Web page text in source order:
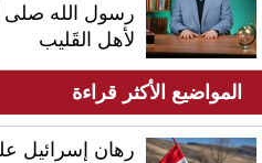
رسول الله صلى
لأهل القَليب
المواضيع الأكثر قراءة
رهان إسرائيل